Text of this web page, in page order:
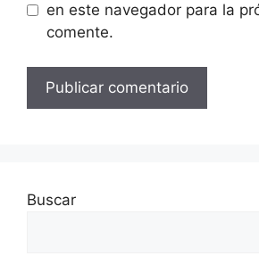
en este navegador para la
comente.
Buscar